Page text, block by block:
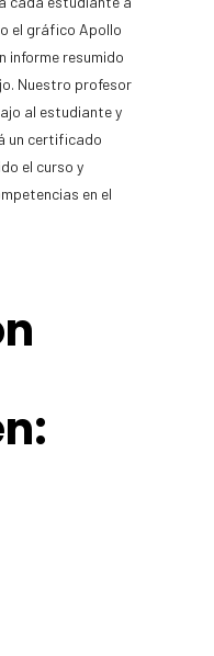
el gráfico Apollo
informe resumido
Nuestro profesor
al estudiante y
un certificado
el curso y
en el